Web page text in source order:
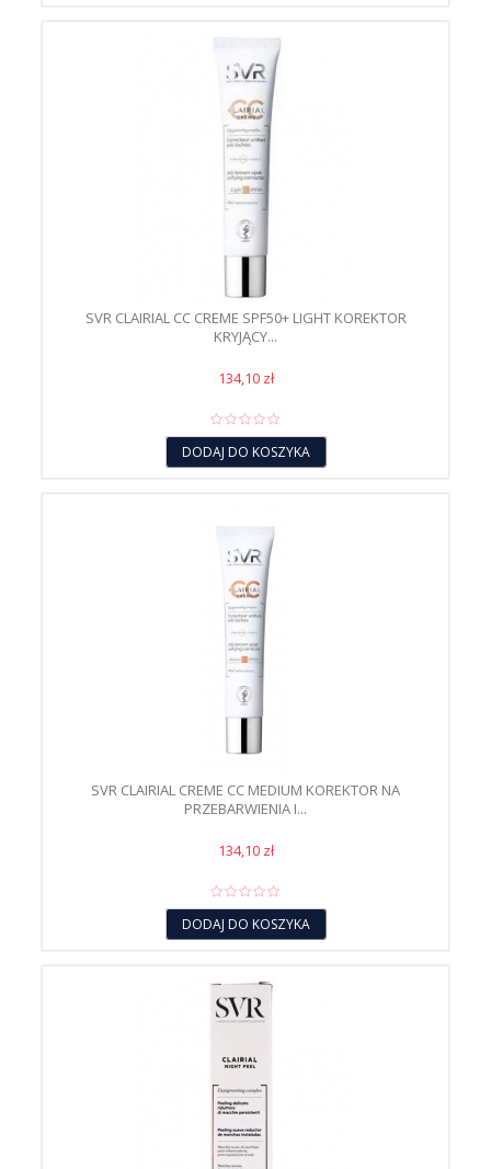
SVR CLAIRIAL CC CREME SPF50+ LIGHT KOREKTOR
KRYJĄCY...
134,10 zł
DODAJ DO KOSZYKA
SVR CLAIRIAL CREME CC MEDIUM KOREKTOR NA
PRZEBARWIENIA I...
134,10 zł
DODAJ DO KOSZYKA